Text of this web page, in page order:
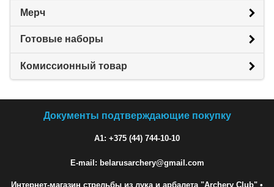
Мерч
Готовые наборы
Комиссионный товар
Документы подтверждающие покупку
A1: +375 (44) 744-10-10
E-mail: belarusarchery@gmail.com
Интернет-магазин стрельбы из лука и арбалета "Archery Club" •